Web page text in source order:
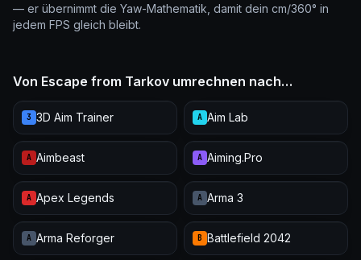
— er übernimmt die Yaw-Mathematik, damit dein cm/360° in
jedem FPS gleich bleibt.
Von Escape from Tarkov umrechnen nach…
3 3D Aim Trainer A Aim Lab
A Aimbeast A Aiming.Pro
A Apex Legends A Arma 3
A Arma Reforger B Battlefield 2042